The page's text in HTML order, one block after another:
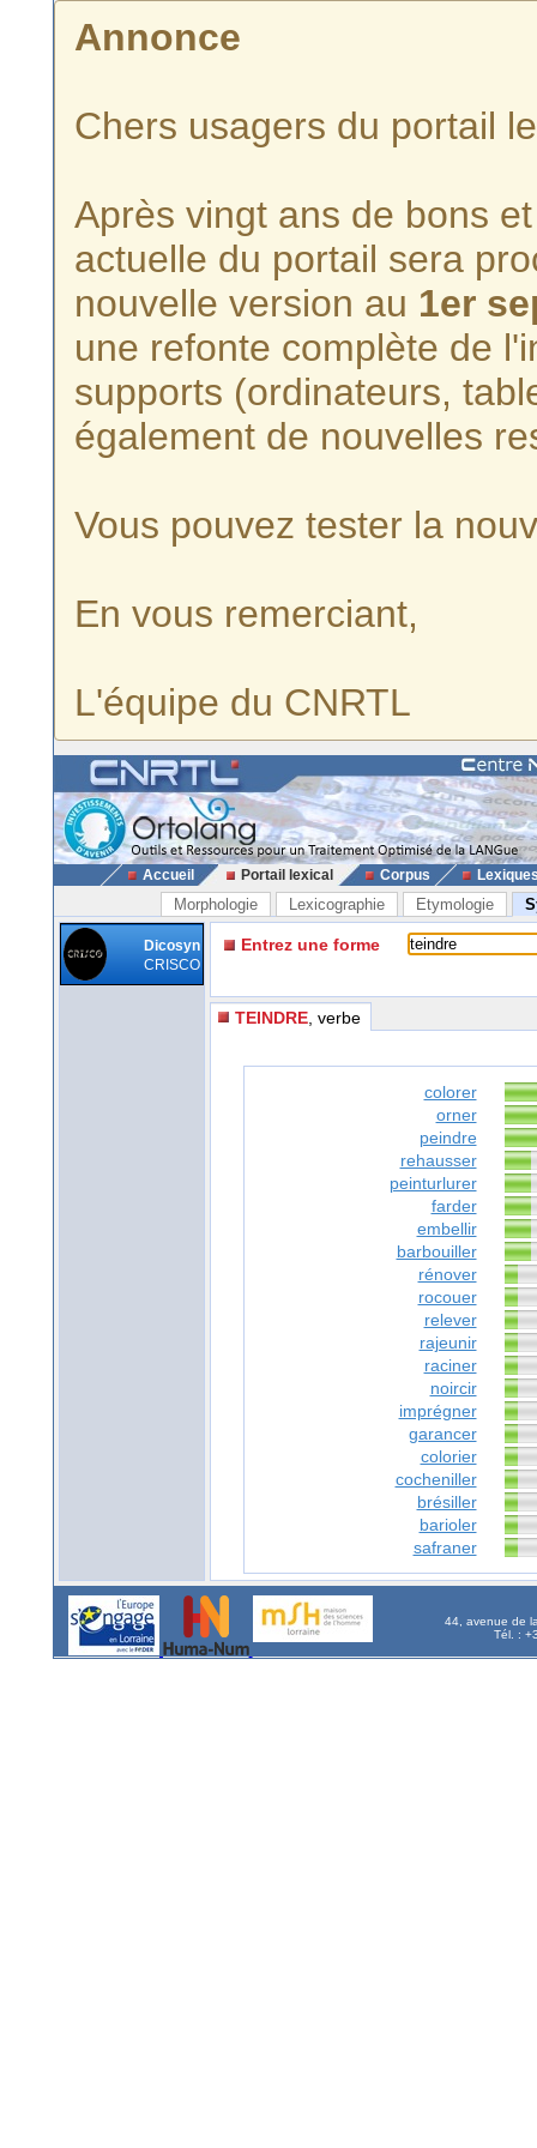
Annonce
Chers usagers du portail
Après vingt ans de bons
actuelle du portail sera
nouvelle version au 1er
une refonte complète de
supports (ordinateurs,
également de nouvelles
Vous pouvez tester la
En vous remerciant,
L'équipe du CNRTL
Accueil Portail lexical Corpus
Morphologie Lexicographie Etymologie
Dicosyn
CRISCO
Entrez une forme
TEINDRE , verbe
colorer
orner
peindre
rehausser
peinturlurer
farder
embellir
barbouiller
rénover
rocouer
relever
rajeunir
raciner
noircir
imprégner
garancer
colorier
cocheniller
brésiller
barioler
safraner
44, avenue de
Tél. :